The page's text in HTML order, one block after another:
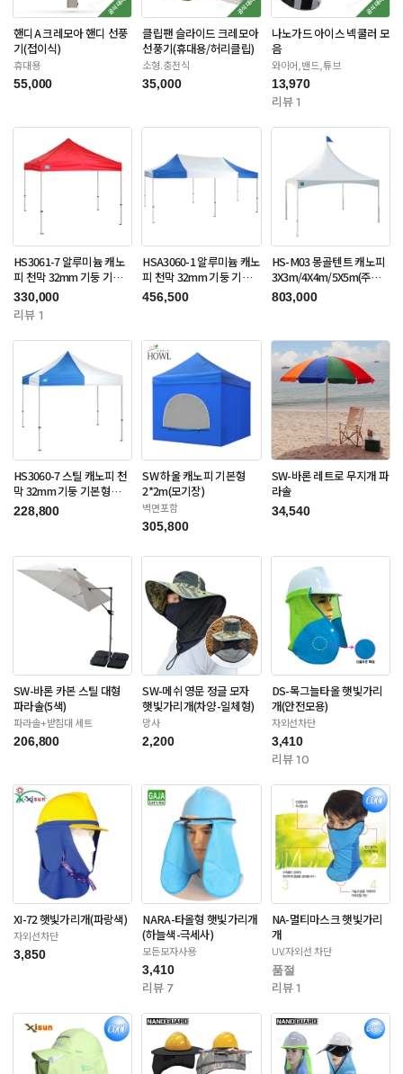
핸디A 크레모아 핸디 선풍
기(접이식)
휴대용
55,000
클립팬 슬라이드 크레모아
선풍기(휴대용/허리클립)
소형.충전식
35,000
나노가드 아이스 넥쿨러 모
음
와이어,밴드,튜브
13,970
리뷰 1
HS3061-7 알루미늄 캐노
피 천막 32mm 기둥 기본
형 3X3m(주문제작품)
330,000
리뷰 1
HSA3060-1 알루미늄 캐노
피 천막 32mm 기둥 기본
형 3X6m(주문제작품)
456,500
HS-M03 몽골텐트 캐노피
3X3m/4X4m/5X5m(주문
제작품)
803,000
HS3060-7 스틸 캐노피 천
막 32mm 기둥 기본형
3X3m(주문제작품)
228,800
SW 하울 캐노피 기본형
2*2m(모기장)
벽면포함
305,800
SW-바론 레트로 무지개 파
라솔
34,540
SW-바론 카본 스틸 대형
파라솔(5색)
파라솔+받침대 세트
206,800
SW-메쉬 영문 정글 모자
햇빛가리개(차양-일체형)
망사
2,200
DS-목그늘타올 햇빛가리
개(안전모용)
자외선차단
3,410
리뷰 10
XI-72 햇빛가리개(파랑색)
자외선차단
3,850
NARA-타올형 햇빛가리개
(하늘색-극세사)
모든모자사용
3,410
리뷰 7
NA-멀티마스크 햇빛가리
개
UV.자외선 차단
품절
리뷰 1